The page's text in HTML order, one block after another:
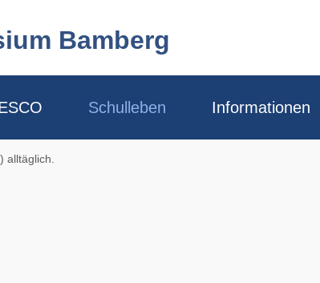
Bamberg
Schulleben Informationen
alltäglich.